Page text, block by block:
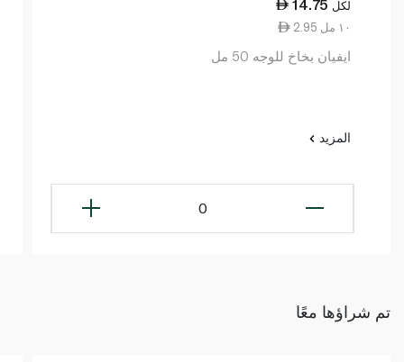
14.75 لكل
2.95 ١٠ مل
ايفيان بخاخ للوجه 50 مل
المزيد
0
تم شراؤها معًا